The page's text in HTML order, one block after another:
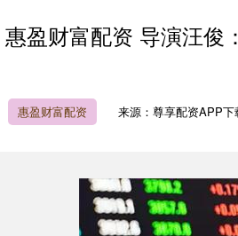
惠盈财富配资 导演汪俊
惠盈财富配资 来源：尊享配资APP下